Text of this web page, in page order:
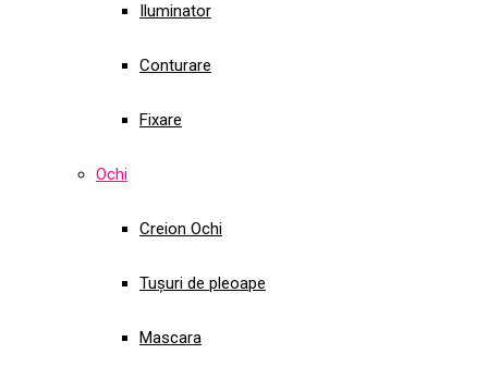
Iluminator
Conturare
Fixare
Ochi
Creion Ochi
Tușuri de pleoape
Mascara